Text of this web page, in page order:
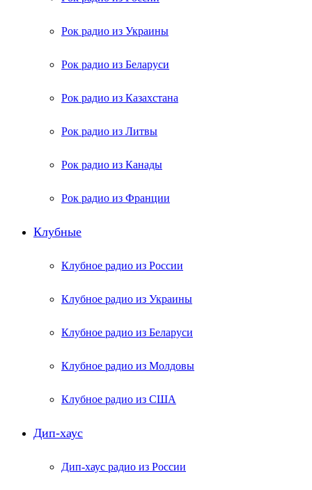
Рок радио из Украины
Рок радио из Беларуси
Рок радио из Казахстана
Рок радио из Литвы
Рок радио из Канады
Рок радио из Франции
Клубные
Клубное радио из России
Клубное радио из Украины
Клубное радио из Беларуси
Клубное радио из Молдовы
Клубное радио из США
Дип-хаус
Дип-хаус радио из России